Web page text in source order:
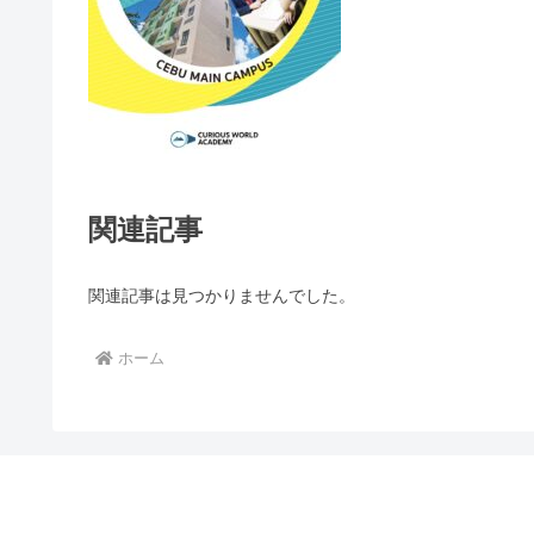
関連記事
関連記事は見つかりませんでした。
ホーム